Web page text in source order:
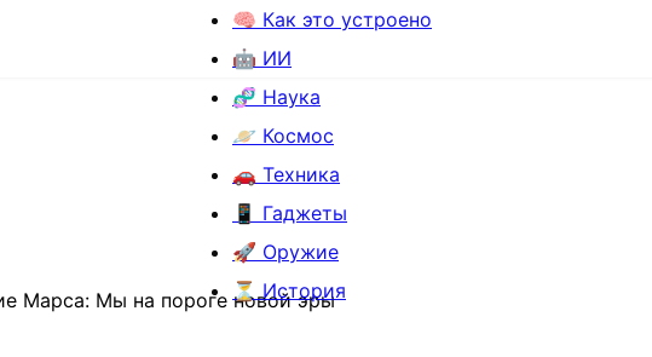
🧠 Как это устроено
🤖 ИИ
🧬 Наука
🪐 Космос
🚗 Техника
📱 Гаджеты
🚀 Оружие
⏳ История
Марса: Мы на пороге новой эры